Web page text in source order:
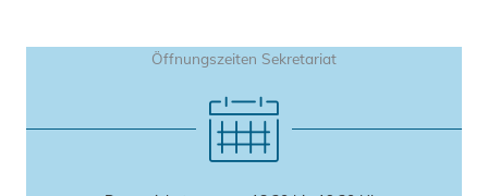
Öffnungszeiten Sekretariat